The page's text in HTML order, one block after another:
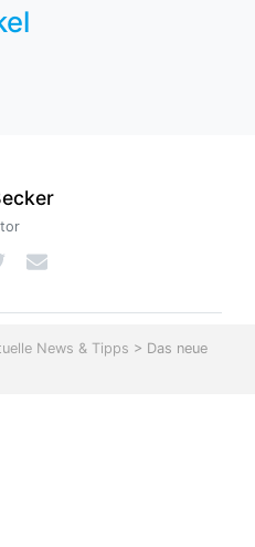
News & Tipps > Das neue